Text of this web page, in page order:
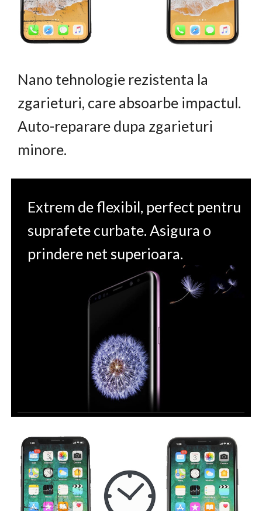
Nano tehnologie rezistenta la
zgarieturi, care absoarbe impactul.
Auto-reparare dupa zgarieturi
minore.
Extrem de flexibil, perfect pentru
suprafete curbate. Asigura o
prindere net superioara.